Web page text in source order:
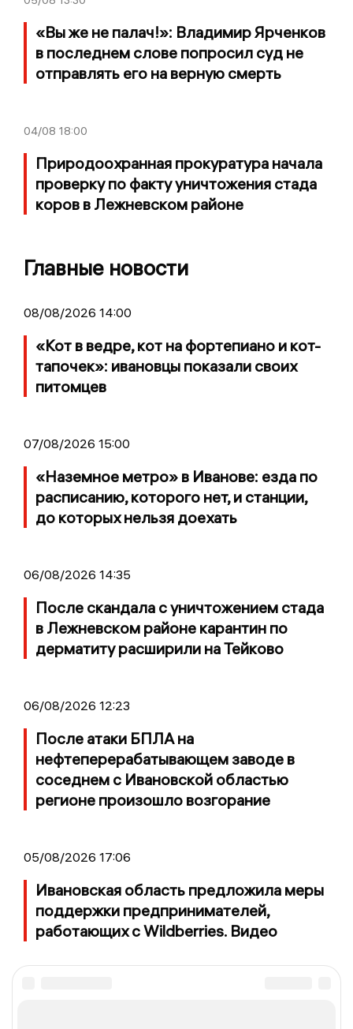
«Вы же не палач!»: Владимир Ярченков
в последнем слове попросил суд не
отправлять его на верную смерть
04/08 18:00
Природоохранная прокуратура начала
проверку по факту уничтожения стада
коров в Лежневском районе
Главные новости
08/08/2026 14:00
«Кот в ведре, кот на фортепиано и кот-
тапочек»: ивановцы показали своих
питомцев
07/08/2026 15:00
«Наземное метро» в Иванове: езда по
расписанию, которого нет, и станции,
до которых нельзя доехать
06/08/2026 14:35
После скандала с уничтожением стада
в Лежневском районе карантин по
дерматиту расширили на Тейково
06/08/2026 12:23
После атаки БПЛА на
нефтеперерабатывающем заводе в
соседнем с Ивановской областью
регионе произошло возгорание
05/08/2026 17:06
Ивановская область предложила меры
поддержки предпринимателей,
работающих с Wildberries. Видео